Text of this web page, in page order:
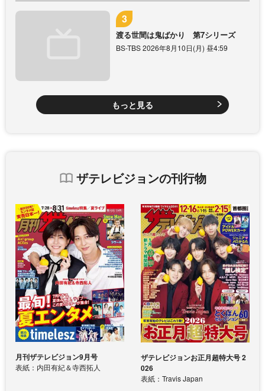
渡る世間は鬼ばかり 第7シリーズ
BS-TBS 2026年8月10日(月) 昼4:59
もっと見る
ザテレビジョンの刊行物
月刊ザテレビジョン9月号
表紙：内田有紀＆寺西拓人
ザテレビジョンお正月超特大号 2
026
表紙：Travis Japan